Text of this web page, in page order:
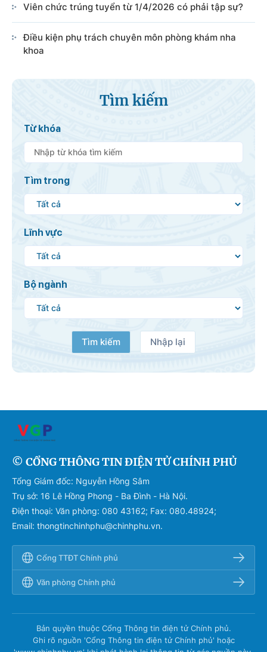
Viên chức trúng tuyển từ 1/4/2026 có phải tập sự?
Điều kiện phụ trách chuyên môn phòng khám nha
khoa
Tìm kiếm
Từ khóa
Tìm trong
Lĩnh vực
Bộ ngành
Tìm kiếm Nhập lại
© CỔNG THÔNG TIN ĐIỆN TỬ CHÍNH PHỦ
Tổng Giám đốc: Nguyễn Hồng Sâm
Trụ sở: 16 Lê Hồng Phong - Ba Đình - Hà Nội.
Điện thoại: Văn phòng: 080 43162; Fax: 080.48924;
Email: thongtinchinhphu@chinhphu.vn.
Cổng TTĐT Chính phủ
Văn phòng Chính phủ
Bản quyền thuộc Cổng Thông tin điện tử Chính phủ.
Ghi rõ nguồn 'Cổng Thông tin điện tử Chính phủ' hoặc